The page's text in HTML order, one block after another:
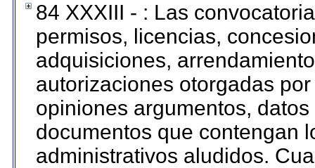
84 XXXIII - : Las
permisos, licencias,
adquisiciones,
autorizaciones otorgadas
opiniones argumentos,
documentos que contengan
administrativos aludidos.